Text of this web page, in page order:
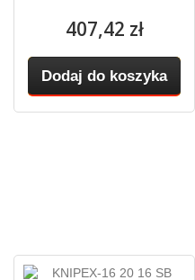
407,42 zł
Dodaj do koszyka